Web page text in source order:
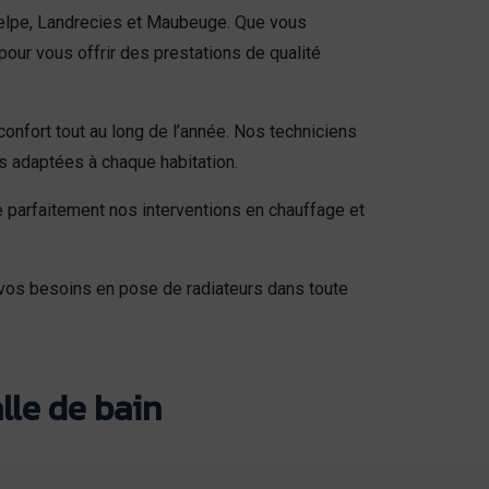
Landrecies et Maubeuge. Que vous
vous offrir des prestations de qualité
tout au long de l’année. Nos techniciens
à chaque habitation.
parfaitement nos interventions en chauffage et
besoins en pose de radiateurs dans toute
de bain